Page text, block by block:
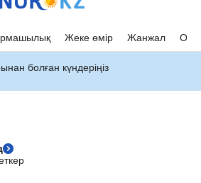
Жеке өмір Жанжал
болған күндеріңіз